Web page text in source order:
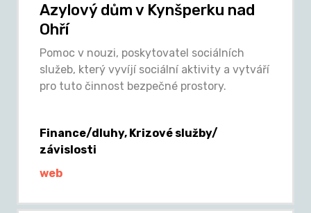
Azylový dům v Kynšperku nad
Ohří
Pomoc v nouzi, poskytovatel sociálních
služeb, který vyvíjí sociální aktivity a vytváří
pro tuto činnost bezpečné prostory.
Finance/dluhy, Krizové služby/
závislosti
web